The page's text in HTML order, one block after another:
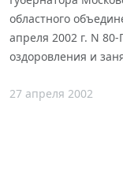
областного
апреля 2002 г. N
оздоровления и
27 апреля 2002